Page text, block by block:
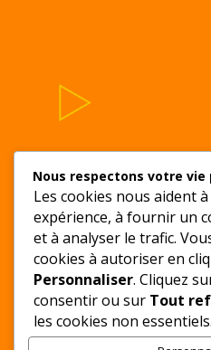
Nous contacter
c.lasserrepro@gmail.com
Nous respectons votre vie
Les cookies nous aident
expérience, à fournir un
et à analyser le trafic.
cookies à autoriser en
Personnaliser. Cliquez
consentir ou sur Tout
les cookies non essentiels.